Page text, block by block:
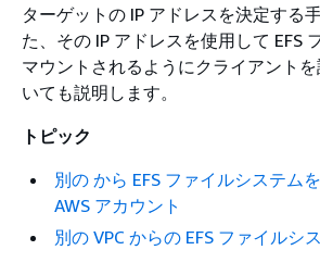
ターゲットの IP アドレスを決定する
た、その IP アドレスを使用して EFS
マウントされるようにクライアント
いても説明します。
トピック
別の から EFS ファイルシステム
AWS アカウント
別の VPC からの EFS ファイルシ